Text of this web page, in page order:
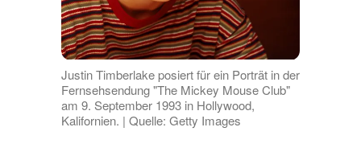
Justin Timberlake posiert für ein Porträt in der
Fernsehsendung "The Mickey Mouse Club"
am 9. September 1993 in Hollywood,
Kalifornien. | Quelle: Getty Images